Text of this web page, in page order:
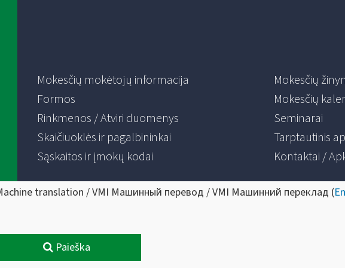
Mokesčių mokėtojų informacija
Formos
Rinkmenos / Atviri duomenys
Skaičiuoklės ir pagalbininkai
Sąskaitos ir įmokų kodai
Mokesčių
Mokesčių
Seminarai
Tarptautinis
Kontaktai /
translation / VMI Машинный перевод / VMI Машинний переклад (
Paieška